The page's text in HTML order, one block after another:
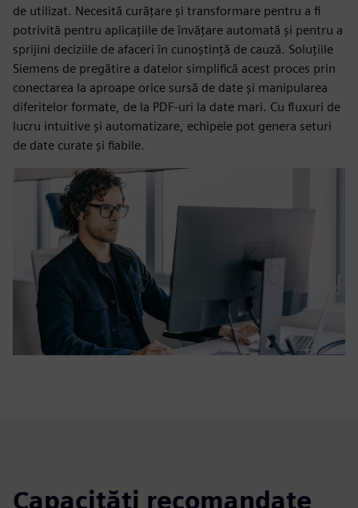
de utilizat. Necesită curățare și transformare pentru a fi
potrivită pentru aplicațiile de învățare automată și pentru a
sprijini deciziile de afaceri în cunoștință de cauză. Soluțiile
Siemens de pregătire a datelor simplifică acest proces prin
conectarea la aproape orice sursă de date și manipularea
diferitelor formate, de la PDF-uri la date mari. Cu fluxuri de
lucru intuitive și automatizare, echipele pot genera seturi
de date curate și fiabile.
Capacități recomandate